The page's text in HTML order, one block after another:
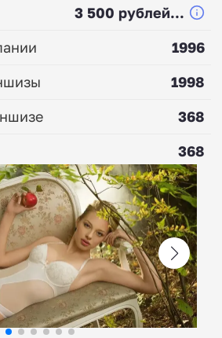
3 500 рублей...
1996
1998
368
368